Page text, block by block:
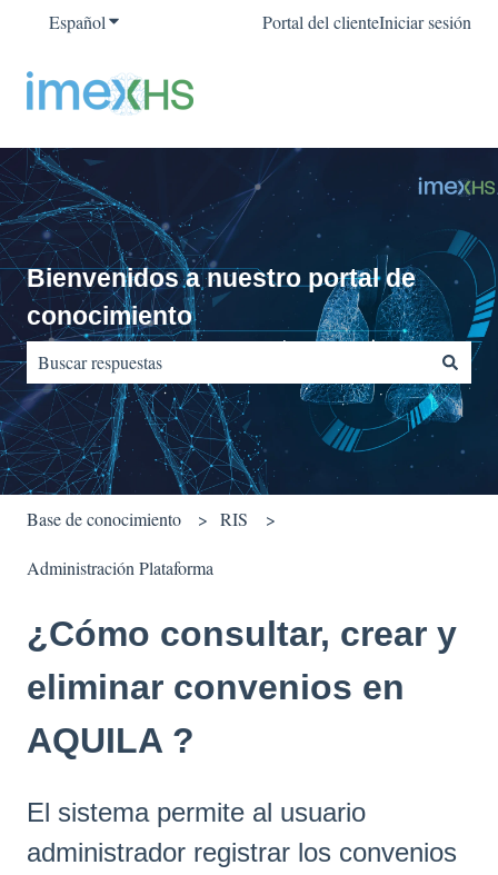
EspañolTraducciones de Mostrar submenú de
Portal del clienteIniciar sesión
Bienvenidos a nuestro portal de
conocimiento
No hay sugerencias porque el campo de búsqueda está vacío.
Base de conocimiento RIS
Administración Plataforma
¿Cómo consultar, crear y
eliminar convenios en
AQUILA ?
El sistema permite al usuario
administrador registrar los convenios